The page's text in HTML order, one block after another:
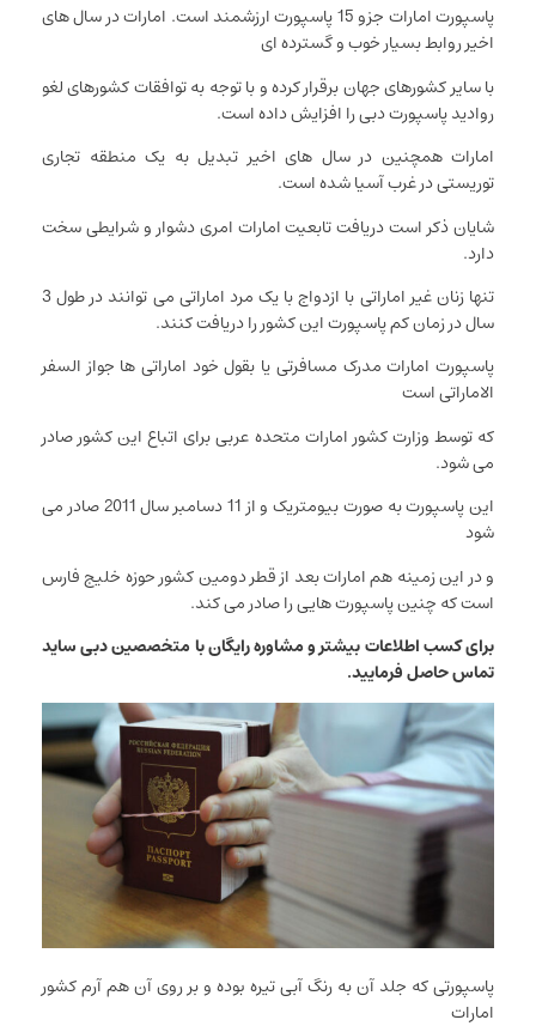
پاسپورت امارات جزو 15 پاسپورت ارزشمند است. امارات در سال های
اخیر روابط بسیار خوب و گسترده ای
با سایر کشورهای جهان برقرار کرده و با توجه به توافقات کشورهای لغو
روادید پاسپورت دبی را افزایش داده است.
امارات همچنین در سال های اخیر تبدیل به یک منطقه تجاری
توریستی در غرب آسیا شده است.
شایان ذکر است دریافت تابعیت امارات امری دشوار و شرایطی سخت
دارد.
تنها زنان غیر اماراتی با ازدواج با یک مرد اماراتی می توانند در طول 3
سال در زمان کم پاسپورت این کشور را دریافت کنند.
پاسپورت امارات مدرک مسافرتی یا بقول خود اماراتی ها جواز السفر
الاماراتی است
که توسط وزارت کشور امارات متحده عربی برای اتباع این کشور صادر
می شود.
این پاسپورت به صورت بیومتریک و از 11 دسامبر سال 2011 صادر می
شود
و در این زمینه هم امارات بعد از قطر دومین کشور حوزه خلیج فارس
است که چنین پاسپورت هایی را صادر می کند.
برای کسب اطلاعات بیشتر و مشاوره رایگان با متخصصین دبی ساید
تماس حاصل فرمایید.
پاسپورتی که جلد آن به رنگ آبی تیره بوده و بر روی آن هم آرم کشور
امارات